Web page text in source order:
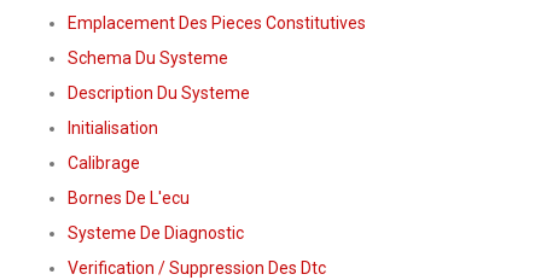
Emplacement Des Pieces Constitutives
Schema Du Systeme
Description Du Systeme
Initialisation
Calibrage
Bornes De L'ecu
Systeme De Diagnostic
Verification / Suppression Des Dtc